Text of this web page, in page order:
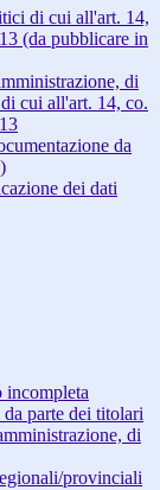
di cui all'art. 14,
(da pubblicare in
di
cui all'art. 14, co.
da
dei dati
incompleta
parte dei titolari
di
provinciali